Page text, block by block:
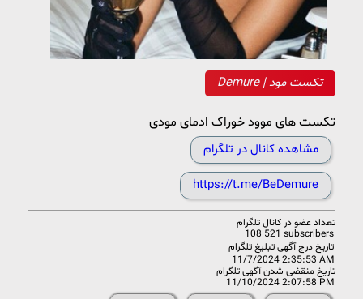
Demure | تکست مود
تکست های موود خوراک ادمای مودی
مشاهده کانال در تلگرام
https://t.me/BeDemure
تعداد عضو در کانال تلگرام
108 521 subscribers
تاریخ درج آگهی تبلیغ تلگرام
11/7/2024 2:35:53 AM
تاریخ منقضی شدن آگهی تلگرام
11/10/2024 2:07:58 PM